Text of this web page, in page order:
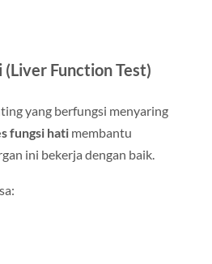
(Liver Function Test)
yang berfungsi menyaring
fungsi hatimembantu
ini bekerja dengan baik.